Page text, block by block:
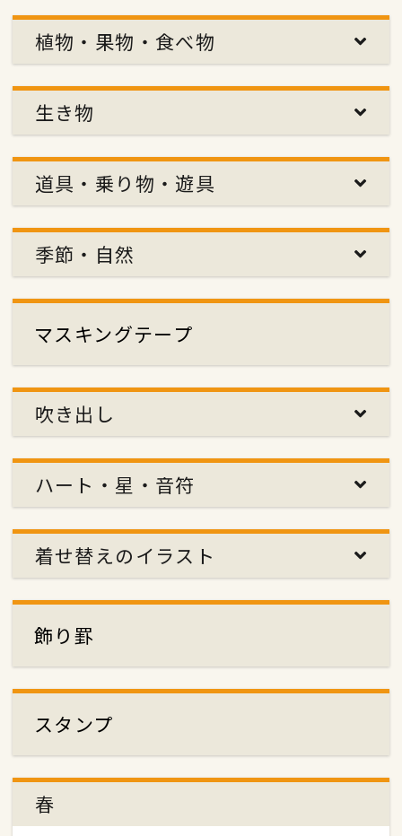
植物・果物・食べ物
生き物
道具・乗り物・遊具
季節・自然
マスキングテープ
吹き出し
ハート・星・音符
着せ替えのイラスト
飾り罫
スタンプ
春